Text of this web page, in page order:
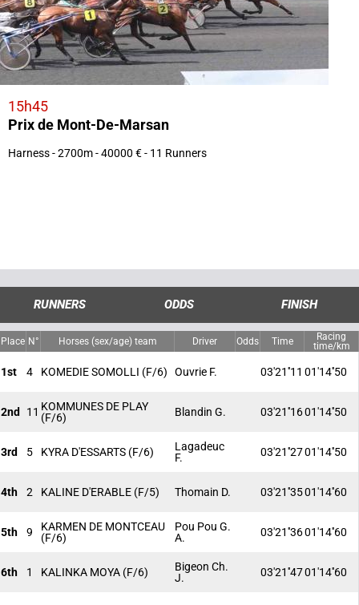
15h45
Prix de Mont-De-Marsan
Harness - 2700m - 40000 € - 11 Runners
RUNNERS ODDS FINISH
Place N° Horses (sex/age) team Driver Odds Time
Racing
time/km
1st 4 KOMEDIE SOMOLLI (F/6) Ouvrie F. 03'21''11 01'14''50
2nd 11 KOMMUNES DE PLAY
(F/6)
Blandin G. 03'21''1601'14''50
3rd 5 KYRA D'ESSARTS (F/6)
Lagadeuc
F.
03'21''2701'14''50
4th 2 KALINE D'ERABLE (F/5) Thomain D. 03'21''3501'14''60
5th 9
KARMEN DE MONTCEAU
(F/6)
Pou Pou G.
A.
03'21''3601'14''60
6th 1 KALINKA MOYA (F/6)
Bigeon Ch.
J.
03'21''4701'14''60